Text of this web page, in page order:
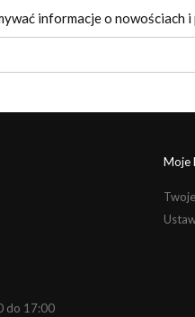
informacje o nowościach i
do 17:00
Moje